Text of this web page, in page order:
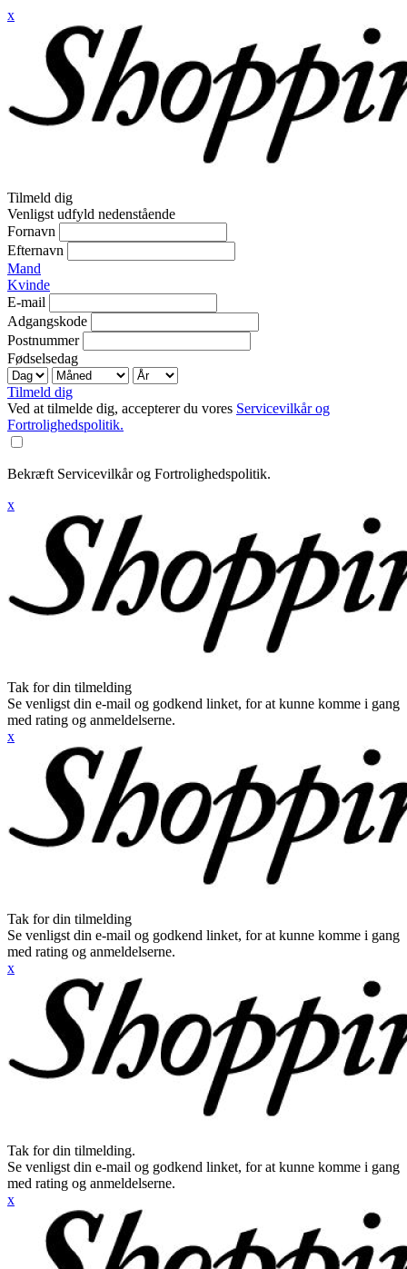
x
Tilmeld dig
Venligst udfyld nedenstående
Fornavn
Efternavn
Mand
Kvinde
E-mail
Adgangskode
Postnummer
Fødselsedag
Tilmeld dig
Ved at tilmelde dig, accepterer du vores Servicevilkår og
Fortrolighedspolitik.
Bekræft Servicevilkår og Fortrolighedspolitik.
x
Tak for din tilmelding
Se venligst din e-mail og godkend linket, for at kunne komme i gang
med rating og anmeldelserne.
x
Tak for din tilmelding
Se venligst din e-mail og godkend linket, for at kunne komme i gang
med rating og anmeldelserne.
x
Tak for din tilmelding.
Se venligst din e-mail og godkend linket, for at kunne komme i gang
med rating og anmeldelserne.
x